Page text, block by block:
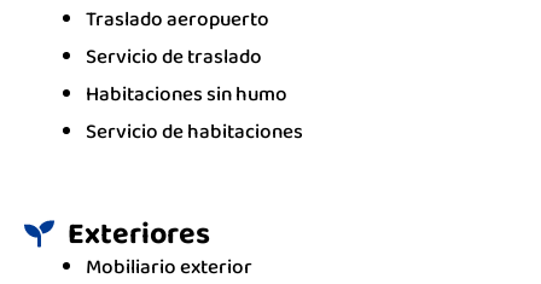
Traslado aeropuerto
Servicio de traslado
Habitaciones sin humo
Servicio de habitaciones
Exteriores
Mobiliario exterior